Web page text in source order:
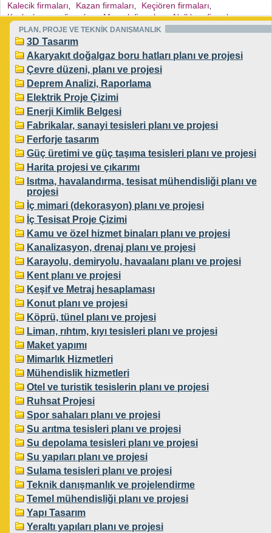
Kalecik firmaları Kazan firmaları Keçiören firmaları
Kızılcahamam firmaları, Mamak firmaları, Nallıhan firmaları,
Polatlı firmaları, Sincan firmaları, Şereflikoçhisar firmaları
Yenimahalle firmaları
PLAN, PROJE VE TEKNİK DANIŞMANLIK
3D Tasarım
Akaryakıt doğalgaz boru hatları planı ve projesi
Çevre düzeni, planı ve projesi
Deprem Analizi, Raporlama
Elektrik Proje Çizimi
Enerji Kimlik Belgesi
Fabrikalar, sanayi tesisleri planı ve projesi
Ferforje tasarım
Güç üretimi ve güç taşıma tesisleri planı ve projesi
Harita projesi ve çıkarımı
Isıtma, havalandırma, tesisat mühendisliği planı ve
projesi
İç mimari (dekorasyon) planı ve projesi
İç Tesisat Proje Çizimi
Kamu ve özel hizmet binaları planı ve projesi
Kanalizasyon, drenaj planı ve projesi
Karayolu, demiryolu, havaalanı planı ve projesi
Kent planı ve projesi
Keşif ve Metraj hesaplaması
Konut planı ve projesi
Köprü, tünel planı ve projesi
Liman, rıhtım, kıyı tesisleri planı ve projesi
Maket yapımı
Mimarlık Hizmetleri
Mühendislik hizmetleri
Otel ve turistik tesislerin planı ve projesi
Ruhsat Projesi
Spor sahaları planı ve projesi
Su arıtma tesisleri planı ve projesi
Su depolama tesisleri planı ve projesi
Su yapıları planı ve projesi
Sulama tesisleri planı ve projesi
Teknik danışmanlık ve projelendirme
Temel mühendisliği planı ve projesi
Yapı Tasarım
Yeraltı yapıları planı ve projesi